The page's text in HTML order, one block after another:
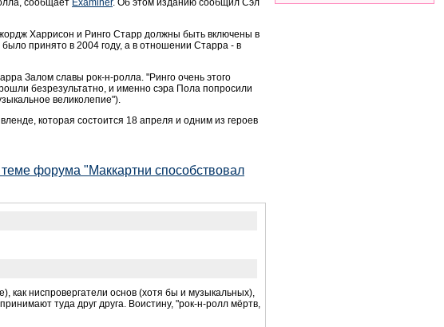
Харрисон и Ринго Старр должны быть включены в
принято в 2004 году, а в отношении Старра - в
Залом славы рок-н-ролла. "Ринго очень этого
безрезультатно, и именно сэра Пола попросили
великолепие").
которая состоится 18 апреля и одним из героев
форума "Маккартни способствовал
как ниспровергатели основ (хотя бы и музыкальных),
туда друг друга. Воистину, "рок-н-ролл мёртв,